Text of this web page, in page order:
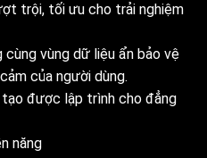
trội, tối ưu cho trải nghiệm
vùng dữ liệu ẩn bảo vệ
của người dùng.
được lập trình cho đẳng
năng